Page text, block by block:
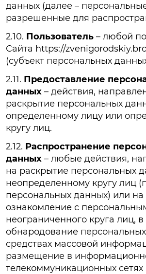
данных (далее –
разрешенные для
2.10. Пользователь – любой
Сайта https://
(субъект персональных
2.11. Предоставление
данных – действия,
раскрытие персональных
определенному лицу или
кругу лиц.
2.12. Распространение
данных – любые действия,
на раскрытие персональных
неопределенному кругу лиц
персональных данных) или на
ознакомление с
неограниченного круга лиц,
обнародование
средствах массовой
размещение в
телекоммуникационных сетях